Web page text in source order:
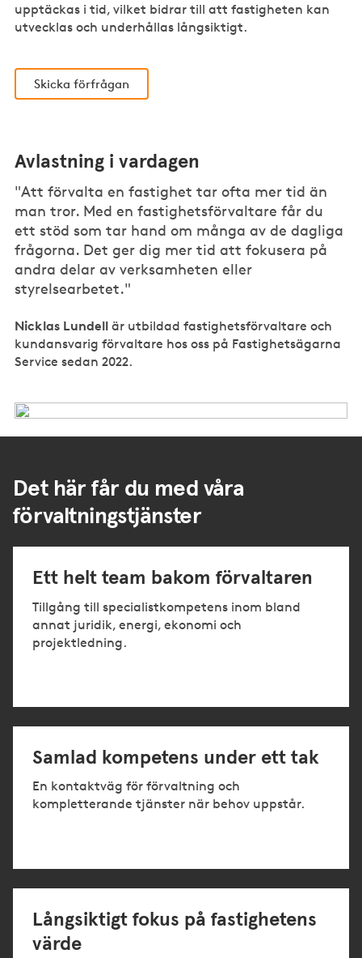
upptäckas i tid, vilket bidrar till att fastigheten kan
utvecklas och underhållas långsiktigt.
Skicka förfrågan
Avlastning i vardagen
"Att förvalta en fastighet tar ofta mer tid än
man tror. Med en fastighetsförvaltare får du
ett stöd som tar hand om många av de dagliga
frågorna. Det ger dig mer tid att fokusera på
andra delar av verksamheten eller
styrelsearbetet."
Nicklas Lundellär utbildad fastighetsförvaltare och
kundansvarig förvaltare hos oss på Fastighetsägarna
Service sedan 2022.
Det här får du med våra
förvaltningstjänster
Ett helt team bakom förvaltaren
Tillgång till specialistkompetens inom bland
annat juridik, energi, ekonomi och
projektledning.
Samlad kompetens under ett tak
En kontaktväg för förvaltning och
kompletterande tjänster när behov uppstår.
Långsiktigt fokus på fastighetens
värde